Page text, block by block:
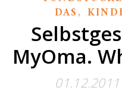
DAS,
MyOma.
01.12.2011